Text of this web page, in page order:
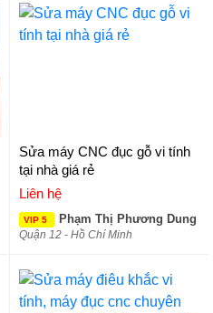
Sửa máy CNC đục gỗ vi tính
tại nhà giá rẻ
Liên hệ
VIP 5 Phạm Thị Phương Dung
Quận 12 - Hồ Chí Minh